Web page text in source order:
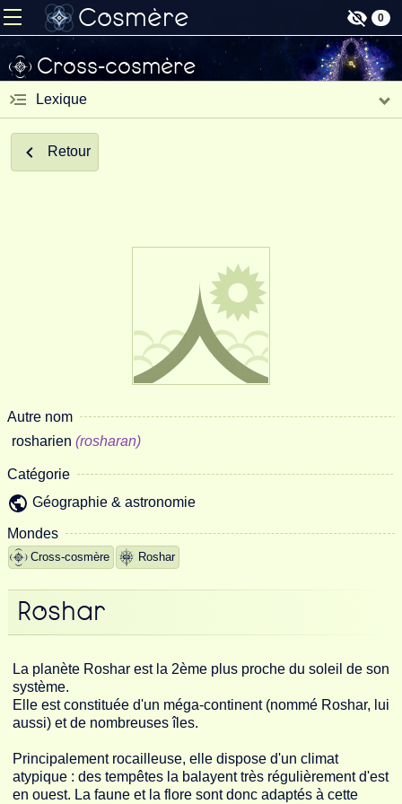
Cosmère 0
Cross-cosmère
Lexique
Retour
Autre nom
rosharien (rosharan)
Catégorie
Géographie & astronomie
Mondes
Cross-cosmère Roshar
Roshar
La planète Roshar est la 2ème plus proche du soleil de son
système.
Elle est constituée d'un méga-continent (nommé Roshar, lui
aussi) et de nombreuses îles.
Principalement rocailleuse, elle dispose d'un climat
atypique : des tempêtes la balayent très régulièrement d'est
en ouest. La faune et la flore sont donc adaptés à cette